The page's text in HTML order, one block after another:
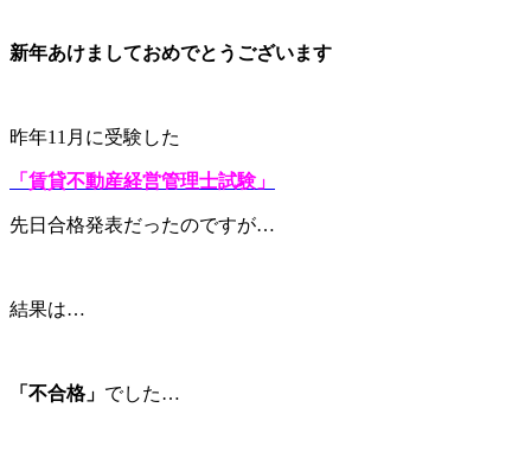
新年あけましておめでとうございます
昨年11月に受験した
「賃貸不動産経営管理士試験」
先日合格発表だったのですが…
結果は…
「不合格」 でした…